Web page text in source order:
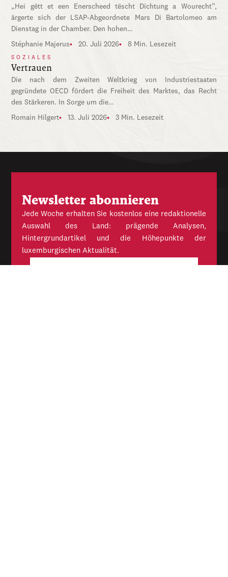
„Hei gëtt et een Enerscheed tëscht Dichtung a Wourecht“,
ärgerte sich der LSAP-Abgeordnete Mars Di Bartolomeo am
Dienstag in der Chamber. Den hohen…
Stéphanie Majerus 20. Juli 2026 8 Min. Lesezeit
SOZIALES
Vertrauen
Die nach dem Zweiten Weltkrieg von Industriestaaten
gegründete OECD fördert die Freiheit des Marktes, das Recht
des Stärkeren. In Sorge um die…
Romain Hilgert 13. Juli 2026 3 Min. Lesezeit
Newsletter abonnieren
Jede Woche erhalten Sie kostenlos eine redaktionelle
Auswahl des Land: prägende Analysen,
Hintergrundartikel und die Höhepunkte der
luxemburgischen Aktualität.